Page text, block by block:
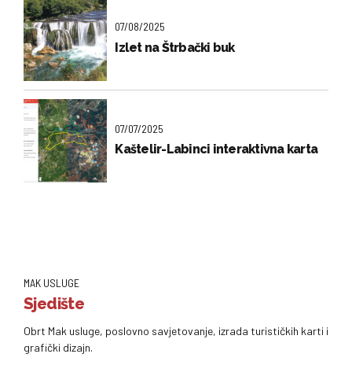
07/08/2025
Izlet na Štrbački buk
07/07/2025
Kaštelir-Labinci interaktivna karta
MAK USLUGE
Sjedište
Obrt Mak usluge, poslovno savjetovanje, izrada turističkih karti i
grafički dizajn.